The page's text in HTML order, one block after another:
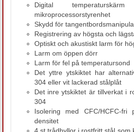
Digital
mikroprocessorstyrenhet
Skydd för
Registrering av högsta och
Optiskt och akustiskt larm för
Larm om öppen dörr
Larm för fel på temperatursond
Det yttre ytskiktet har
304 eller vit lackerad stålplåt
Det inre ytskiktet är tillverkat i
304
Isolering med CFC/HCFC-fri
densitet
4 st trådhyllor i rostfritt stål som